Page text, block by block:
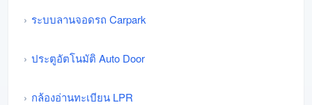
ระบบลานจอดรถ Carpark
ประตูอัตโนมัติ Auto Door
กล้องอ่านทะเบียน LPR